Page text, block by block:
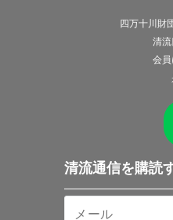
四万十川財
清流
会員
清流通信を購読